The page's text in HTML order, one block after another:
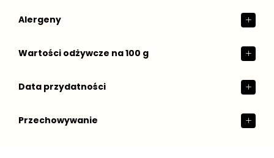
Alergeny
Wartości odżywcze na 100 g
Data przydatności
Przechowywanie